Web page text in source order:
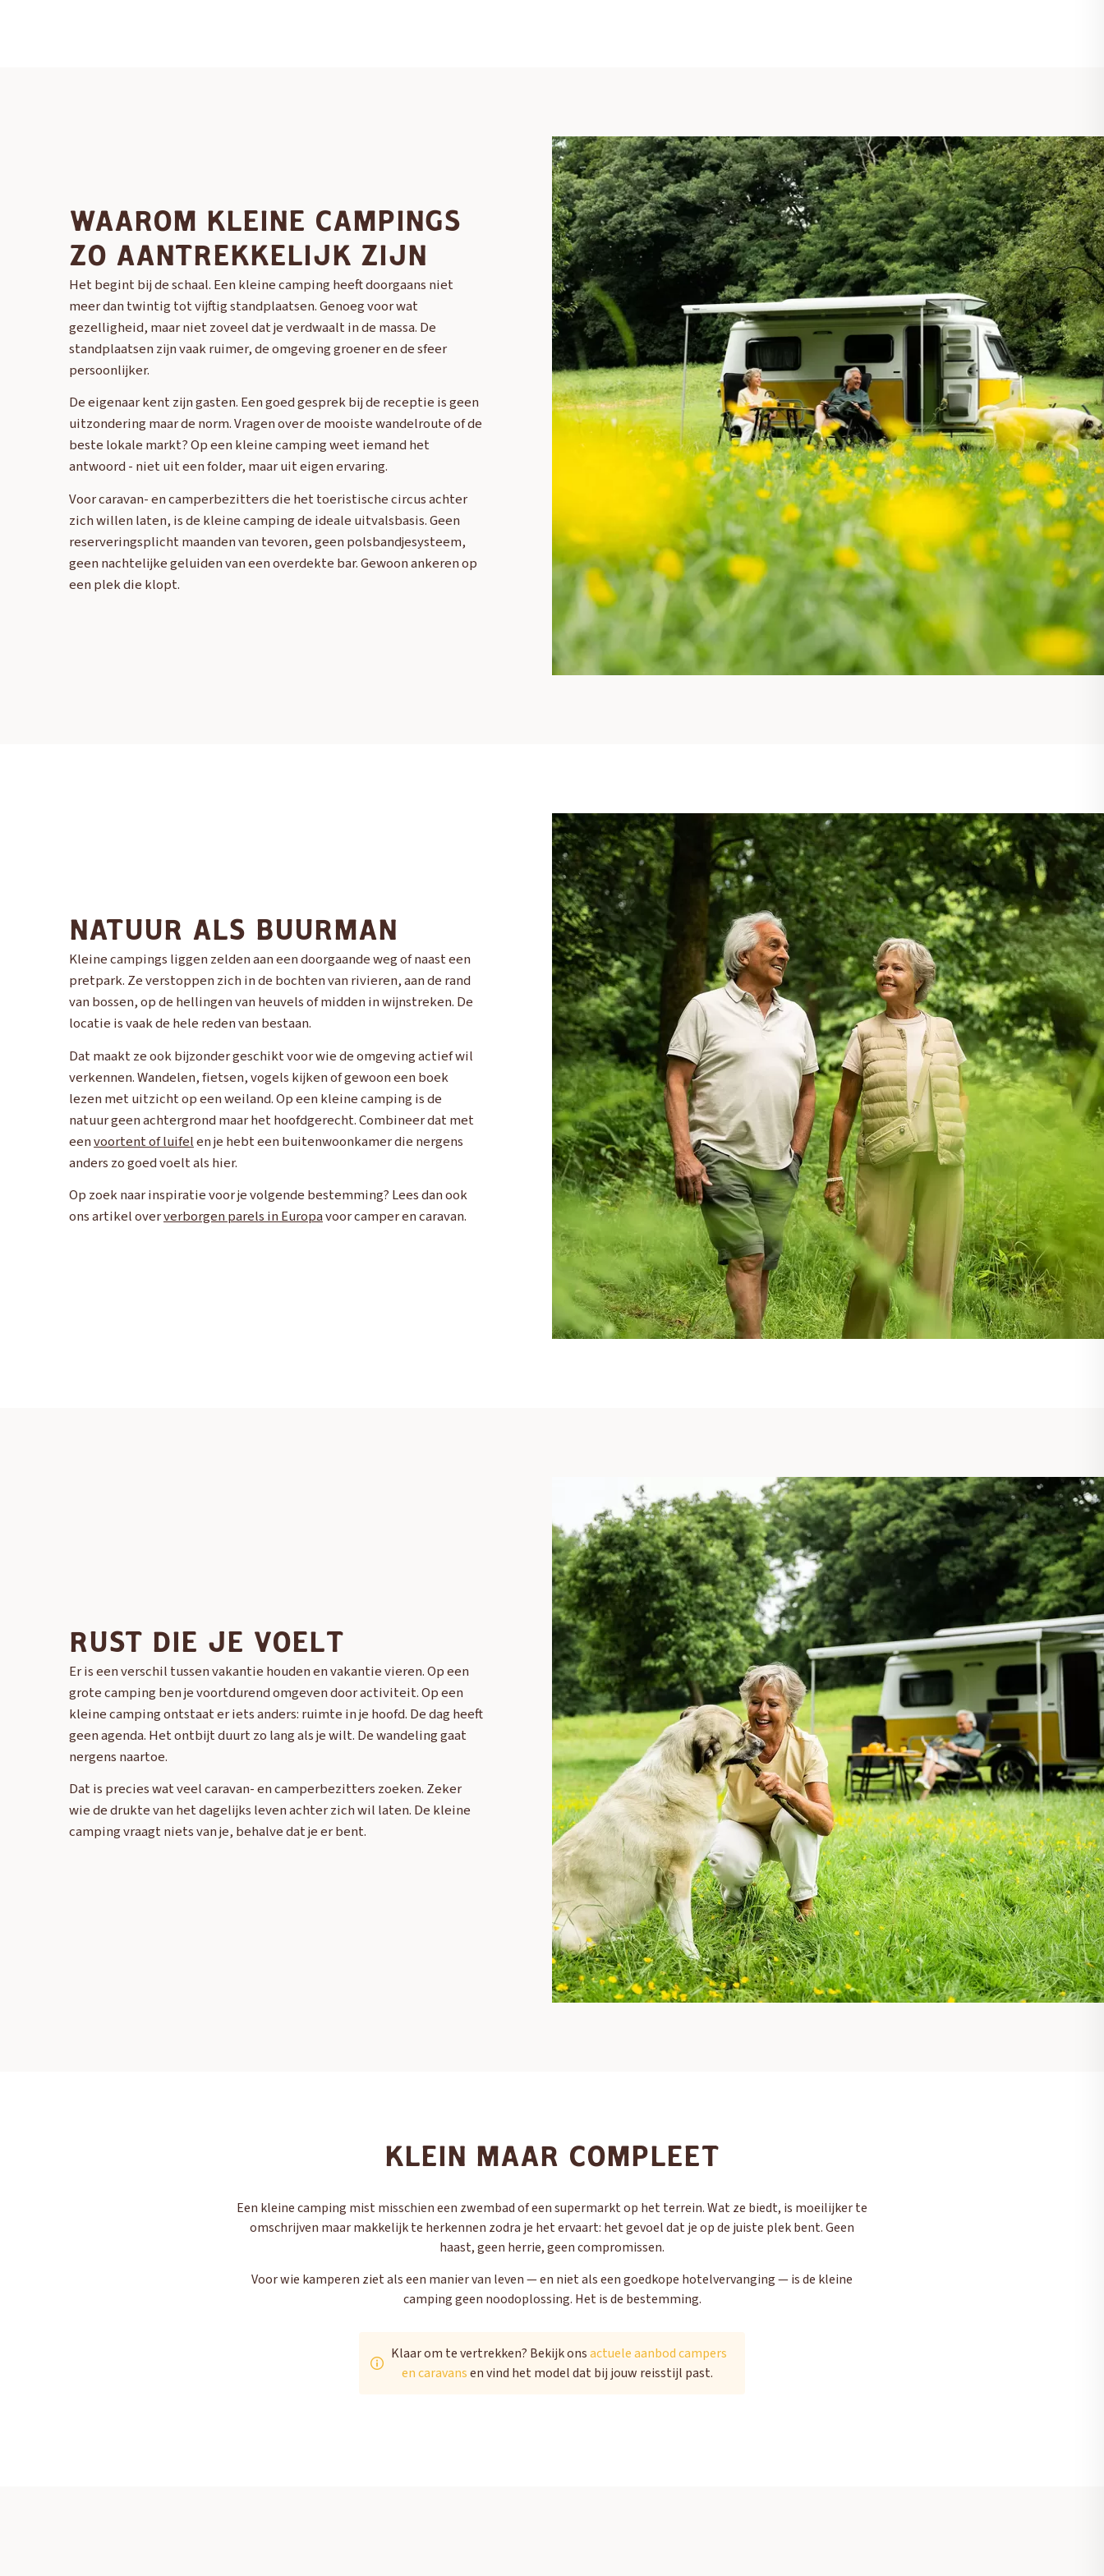
WAAROM KLEINE CAMPINGS
ZO AANTREKKELIJK ZIJN
Het begint bij de schaal. Een kleine camping heeft doorgaans niet
meer dan twintig tot vijftig standplaatsen. Genoeg voor wat
gezelligheid, maar niet zoveel dat je verdwaalt in de massa. De
standplaatsen zijn vaak ruimer, de omgeving groener en de sfeer
persoonlijker.
De eigenaar kent zijn gasten. Een goed gesprek bij de receptie is geen
uitzondering maar de norm. Vragen over de mooiste wandelroute of de
beste lokale markt? Op een kleine camping weet iemand het
antwoord - niet uit een folder, maar uit eigen ervaring.
Voor caravan- en camperbezitters die het toeristische circus achter
zich willen laten, is de kleine camping de ideale uitvalsbasis. Geen
reserveringsplicht maanden van tevoren, geen polsbandjesysteem,
geen nachtelijke geluiden van een overdekte bar. Gewoon ankeren op
een plek die klopt.
NATUUR ALS BUURMAN
Kleine campings liggen zelden aan een doorgaande weg of naast een
pretpark. Ze verstoppen zich in de bochten van rivieren, aan de rand
van bossen, op de hellingen van heuvels of midden in wijnstreken. De
locatie is vaak de hele reden van bestaan.
Dat maakt ze ook bijzonder geschikt voor wie de omgeving actief wil
verkennen. Wandelen, fietsen, vogels kijken of gewoon een boek
lezen met uitzicht op een weiland. Op een kleine camping is de
natuur geen achtergrond maar het hoofdgerecht. Combineer dat met
eenvoortent of luifelen je hebt een buitenwoonkamer die nergens
anders zo goed voelt als hier.
Op zoek naar inspiratie voor je volgende bestemming? Lees dan ook
ons artikel oververborgen parels in Europavoor camper en caravan.
RUST DIE JE VOELT
Er is een verschil tussen vakantie houden en vakantie vieren. Op een
grote camping ben je voortdurend omgeven door activiteit. Op een
kleine camping ontstaat er iets anders: ruimte in je hoofd. De dag heeft
geen agenda. Het ontbijt duurt zo lang als je wilt. De wandeling gaat
nergens naartoe.
Dat is precies wat veel caravan- en camperbezitters zoeken. Zeker
wie de drukte van het dagelijks leven achter zich wil laten. De kleine
camping vraagt niets van je, behalve dat je er bent.
KLEIN MAAR COMPLEET
Een kleine camping mist misschien een zwembad of een supermarkt op het terrein. Wat ze biedt, is moeilijker te
omschrijven maar makkelijk te herkennen zodra je het ervaart: het gevoel dat je op de juiste plek bent. Geen
haast, geen herrie, geen compromissen.
Voor wie kamperen ziet als een manier van leven — en niet als een goedkope hotelvervanging — is de kleine
camping geen noodoplossing. Het is de bestemming.
Klaar om te vertrekken? Bekijk onsactuele aanbod campers
en caravansen vind het model dat bij jouw reisstijl past.
Easy CaravanningEura Mobil